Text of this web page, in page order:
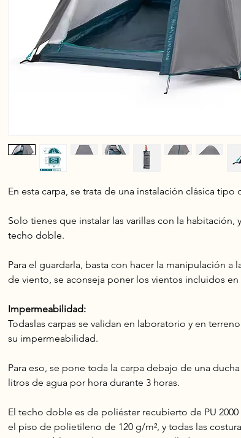
En esta carpa, se trata de una instalación clásica tipo
Solo tienes que instalar las varillas con la habitación,
techo doble.
Para el guardarla, basta con hacer la manipulación a
de viento, se aconseja poner los vientos incluidos en
Impermeabilidad:
Todaslas carpas se validan en laboratorio y en
su impermeabilidad.
Para eso, se pone toda la carpa debajo de una
litros de agua por hora durante 3 horas.
El techo doble es de poliéster recubierto de PU 2000
el piso de polietileno de 120 g/m², y todas las